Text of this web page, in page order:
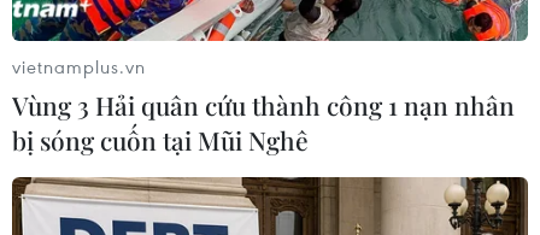
vietnamplus.vn
Vùng 3 Hải quân cứu thành công 1 nạn nhân
bị sóng cuốn tại Mũi Nghê